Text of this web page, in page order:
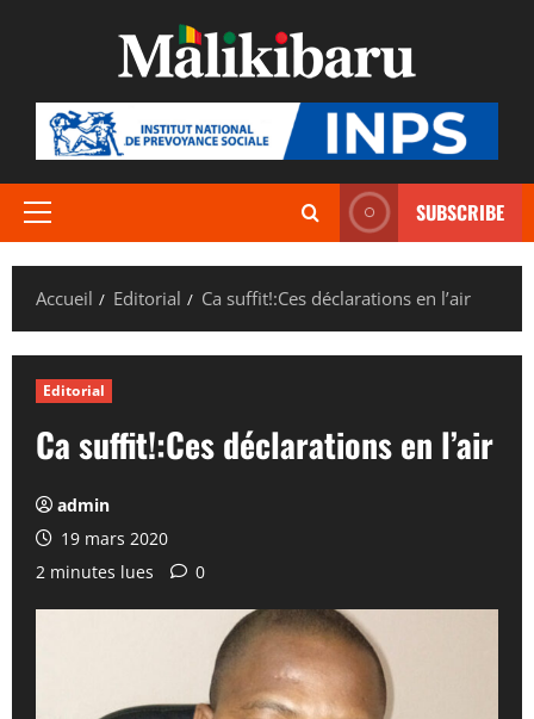
Menu
SUBSCRIBE
Accueil Editorial Ca suffit!:Ces déclarations en l’air
Editorial
Ca suffit!:Ces déclarations en l’air
admin
19 mars 2020
2 minutes lues
0